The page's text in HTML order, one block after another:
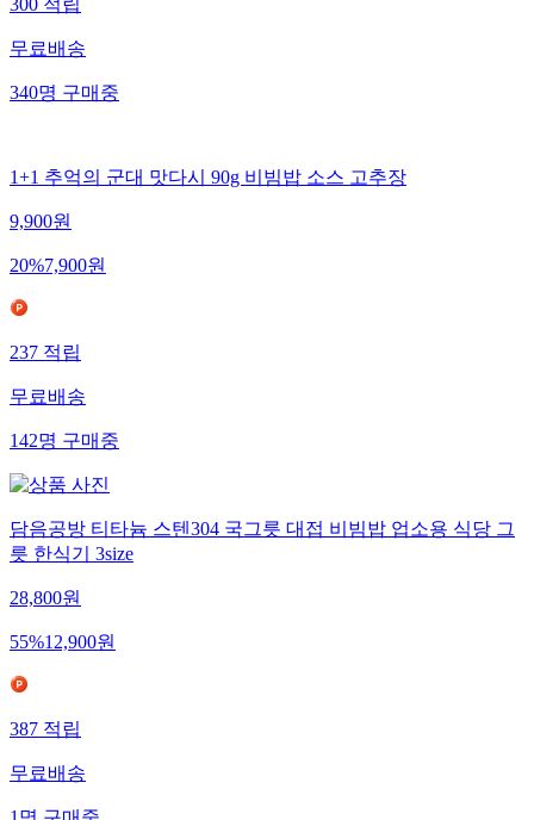
300적립
무료배송
340명구매중
1+1 추억의 군대 맛다시 90g 비빔밥 소스 고추장
9,900원
20%7,900원
237적립
무료배송
142명구매중
담음공방 티타늄 스텐304 국그릇 대접 비빔밥 업소용 식당 그
릇 한식기 3size
28,800원
55%12,900원
387적립
무료배송